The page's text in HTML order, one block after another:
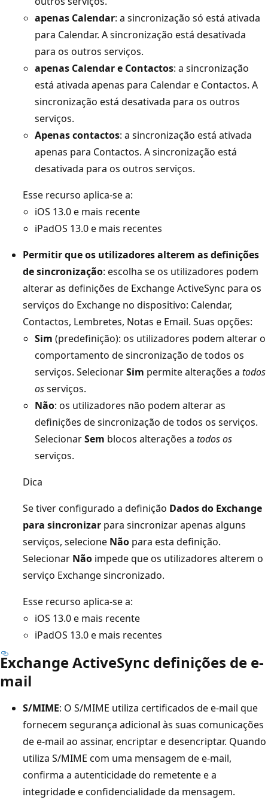
apenas Calendar: a sincronização só está ativada
para Calendar. A sincronização está desativada
para os outros serviços.
apenas Calendar e Contactos: a sincronização
está ativada apenas para Calendar e Contactos. A
sincronização está desativada para os outros
serviços.
Apenas contactos: a sincronização está ativada
apenas para Contactos. A sincronização está
desativada para os outros serviços.
Esse recurso aplica-se a:
iOS 13.0 e mais recente
iPadOS 13.0 e mais recentes
Permitir que os utilizadores alterem as definições
de sincronização: escolha se os utilizadores podem
alterar as definições de Exchange ActiveSync para os
serviços do Exchange no dispositivo: Calendar,
Contactos, Lembretes, Notas e Email. Suas opções:
Sim (predefinição): os utilizadores podem alterar o
comportamento de sincronização de todos os
serviços. SelecionarSim permite alterações a todos
osserviços.
Não: os utilizadores não podem alterar as
definições de sincronização de todos os serviços.
SelecionarSem blocos alterações a todos os
serviços.
Dica
Se tiver configurado a definição Dados do Exchange
para sincronizar para sincronizar apenas alguns
serviços, selecione Não para esta definição.
Selecionar Não impede que os utilizadores alterem o
serviço Exchange sincronizado.
Esse recurso aplica-se a:
iOS 13.0 e mais recente
iPadOS 13.0 e mais recentes
Exchange ActiveSync definições de e-
mail
S/MIME: O S/MIME utiliza certificados de e-mail que
fornecem segurança adicional às suas comunicações
de e-mail ao assinar, encriptar e desencriptar. Quando
utiliza S/MIME com uma mensagem de e-mail,
confirma a autenticidade do remetente e a
integridade e confidencialidade da mensagem.